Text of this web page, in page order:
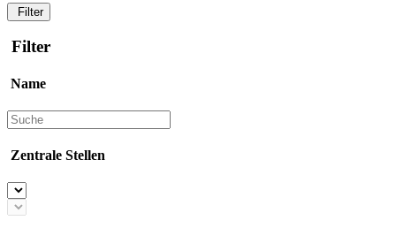
Filter
Filter
Name
Zentrale Stellen